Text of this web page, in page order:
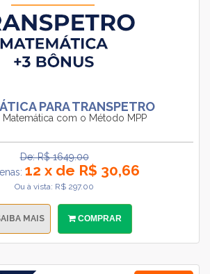
PARA TRANSPETRO
Matemática com o Método MPP
De: R$ 1649.00
12 x de R$ 30,66
Ou à vista: R$ 297.00
MAIS COMPRAR